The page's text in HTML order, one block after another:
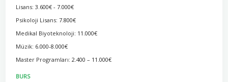
Lisans: 3.600€ - 7.000€
Psikoloji Lisans: 7.800€
Medikal Biyoteknoloji: 11.000€
Müzik: 6.000-8.000€
Master Programları: 2.400 – 11.000€
BURS